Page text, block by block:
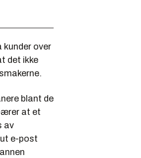
kunder over
det ikke
blant de
at et
av
e-post